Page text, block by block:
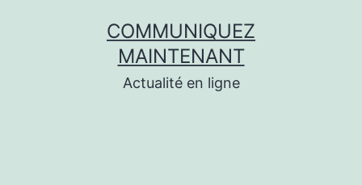
COMMUNIQUEZ
MAINTENANT
Actualité en ligne